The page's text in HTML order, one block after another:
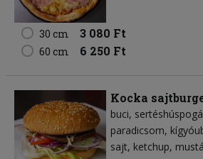
30 cm 3 080 Ft
60 cm 6 250 Ft
Kocka
buci
paradicsom
sajt ketchup